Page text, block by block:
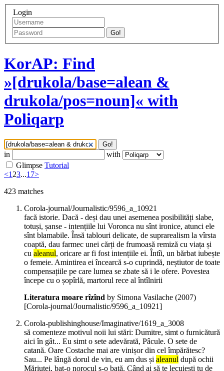
Login
Go!
KorAP: Find
»[drukola/base=alean &
drukola/pos=noun]« with
Poliqarp
Go!
in
with
Glimpse Tutorial
<123...17>
423 matches
Corola-journal/Journalistic/9596_a_10921
facă istorie. Dacă - deși dau unei asemenea posibilități slabe,
totuși, șanse - intențiile lui Voronca nu sînt ironice, atunci ele
sînt blamabile. Însă tablouri delicate, de suprarealism la vîrsta
coaptă, dau farmec unei cărți de frumoasă remiză cu viața și
cu aleanul, oricare ar fi fost intențiile ei. Întîi, un bărbat iubește
o femeie. Amintirea ei încearcă s-o cuprindă, neștiutor de toate
compensațiile pe care lumea se zbate să i le ofere. Povestea
începe cu o șopîrlă, martorul rece al întîlnirii
Literatura moare rîzînd by Simona Vasilache (2007)
[Corola-journal/Journalistic/9596_a_10921]
Corola-publishinghouse/Imaginative/1619_a_3008
să comenteze motivul noii lui stări: Dumitre, simt o furnicătură
aici în gât... Eu simt o sete adevărată, Pâcule. O sete de
catană. Oare Costache mai are vinișor din cel împărătesc?
Sau... Pe lângă dorul de vin, eu am dus și aleanul după ochii
Măriuței, bat-o norocul s-o bată. Când ai să te lecuiești tu de